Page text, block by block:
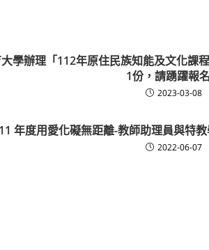
學辦理「112年原住民族知能及文化課
1份，請踴躍報
2023-03-08
年度用愛化礙無距離-教師助理員與特
2022-06-07